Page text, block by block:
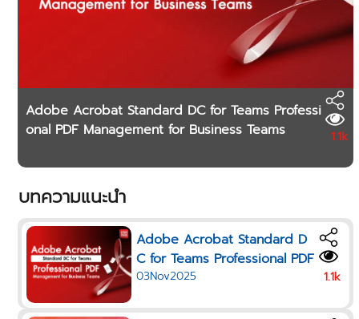
Adobe Acrobat Standard DC for Teams Professi
onal PDF Management for Business Teams
1.1k
บทความแนะนำ
Adobe Acrobat Standard D
C for Teams Professional PDF
Management for Business Te
03Nov2025 1.1k